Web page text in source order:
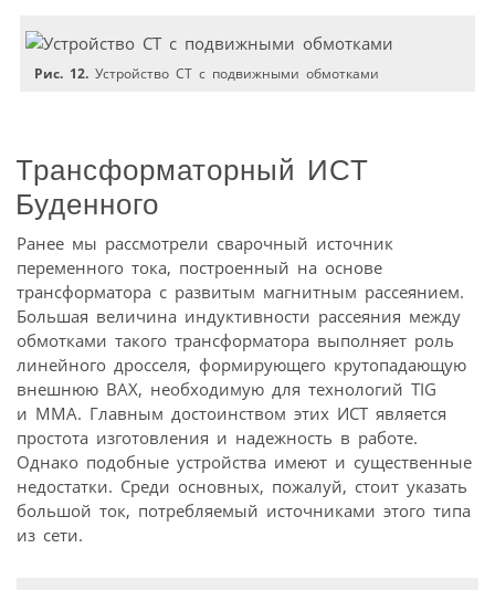
Рис. 12. Устройство СТ с подвижными обмотками
Трансформаторный ИСТ
Буденного
Ранее мы рассмотрели сварочный источник
переменного тока, построенный на основе
трансформатора с развитым магнитным рассеянием.
Большая величина индуктивности рассеяния между
обмотками такого трансформатора выполняет роль
линейного дросселя, формирующего крутопадающую
внешнюю ВАХ, необходимую для технологий TIG
и MMA. Главным достоинством этих ИСТ является
простота изготовления и надежность в работе.
Однако подобные устройства имеют и существенные
недостатки. Среди основных, пожалуй, стоит указать
большой ток, потребляемый источниками этого типа
из сети.